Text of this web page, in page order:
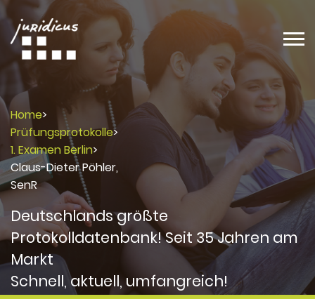
Home>
Prüfungsprotokolle>
1. Examen Berlin>
Claus-Dieter Pöhler,
SenR
Deutschlands größte
Protokolldatenbank! Seit 35 Jahren am
Markt
Schnell, aktuell, umfangreich!